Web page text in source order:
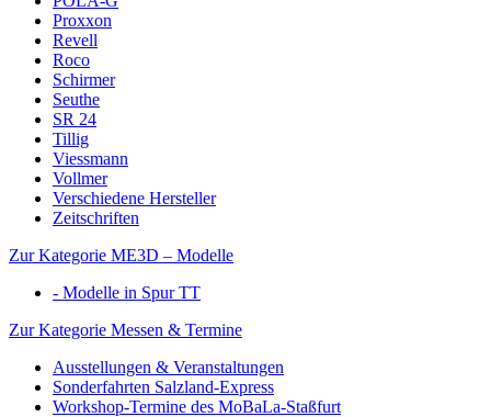
Proxxon
Revell
Roco
Schirmer
Seuthe
SR 24
Tillig
Viessmann
Vollmer
Verschiedene Hersteller
Zeitschriften
Zur Kategorie ME3D – Modelle
- Modelle in Spur TT
Zur Kategorie Messen & Termine
Ausstellungen & Veranstaltungen
Sonderfahrten Salzland-Express
Workshop-Termine des MoBaLa-Staßfurt